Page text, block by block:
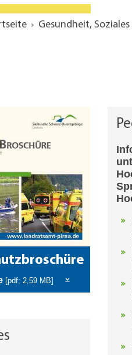
Gesundheit,
[pdf; 2,59 MB]